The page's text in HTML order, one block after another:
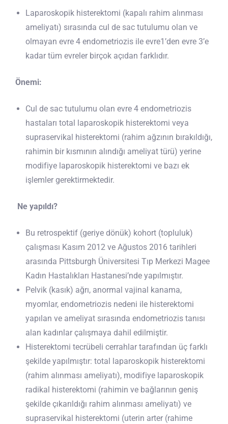
Laparoskopik histerektomi (kapalı rahim alınması
ameliyatı) sırasında cul de sac tutulumu olan ve
olmayan evre 4 endometriozis ile evre1’den evre 3’e
kadar tüm evreler birçok açıdan farklıdır.
Önemi:
Cul de sac tutulumu olan evre 4 endometriozis
hastaları total laparoskopik histerektomi veya
supraservikal histerektomi (rahim ağzının bırakıldığı,
rahimin bir kısmının alındığı ameliyat türü) yerine
modifiye laparoskopik histerektomi ve bazı ek
işlemler gerektirmektedir.
Ne yapıldı?
Bu retrospektif (geriye dönük) kohort (topluluk)
çalışması Kasım 2012 ve Ağustos 2016 tarihleri
arasında Pittsburgh Üniversitesi Tıp Merkezi Magee
Kadın Hastalıkları Hastanesi’nde yapılmıştır.
Pelvik (kasık) ağrı, anormal vajinal kanama,
myomlar, endometriozis nedeni ile histerektomi
yapılan ve ameliyat sırasında endometriozis tanısı
alan kadınlar çalışmaya dahil edilmiştir.
Histerektomi tecrübeli cerrahlar tarafından üç farklı
şekilde yapılmıştır: total laparoskopik histerektomi
(rahim alınması ameliyatı), modifiye laparoskopik
radikal histerektomi (rahimin ve bağlarının geniş
şekilde çıkarıldığı rahim alınması ameliyatı) ve
supraservikal histerektomi (uterin arter (rahime